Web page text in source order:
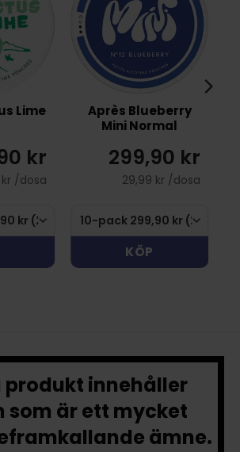
Lime
kr
/dosa
Après Blueberry
Mini Normal
299,90 kr
29,99 kr /dosa
KÖP
produkt innehåller
som är ett mycket
ämne.